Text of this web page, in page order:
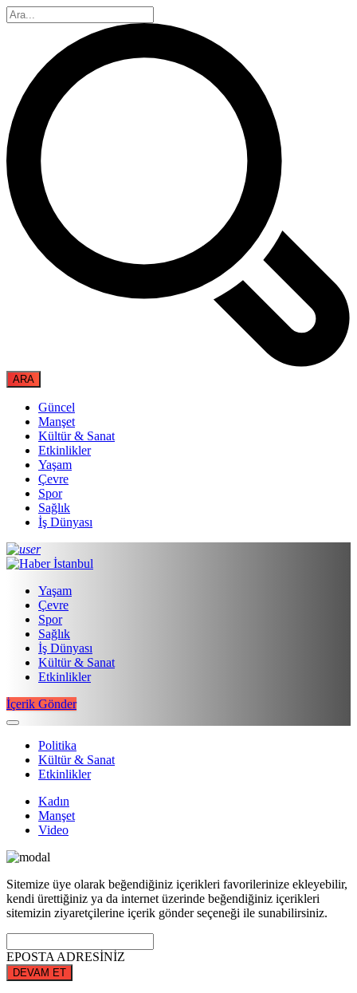
Güncel
Manşet
Kültür & Sanat
Etkinlikler
Yaşam
Çevre
Spor
Sağlık
İş Dünyası
Yaşam
Çevre
Spor
Sağlık
İş Dünyası
Kültür & Sanat
Etkinlikler
İçerik Gönder
Politika
Kültür & Sanat
Etkinlikler
Kadın
Manşet
Video
Sitemize üye olarak beğendiğiniz içerikleri favorilerinize ekleyebilir,
kendi ürettiğiniz ya da internet üzerinde beğendiğiniz içerikleri
sitemizin ziyaretçilerine içerik gönder seçeneği ile sunabilirsiniz.
EPOSTA ADRESİNİZ
DEVAM ET